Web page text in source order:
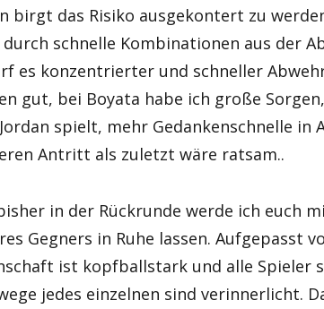
birgt das Risiko ausgekontert zu
durch schnelle Kombinationen aus der
es konzentrierter und schneller
gut, bei Boyata habe ich große
spielt, mehr Gedankenschnelle in
Antritt als zuletzt wäre ratsam..
in der Rückrunde werde ich euch
Gegners in Ruhe lassen. Aufgepasst
ist kopfballstark und alle Spieler
jedes einzelnen sind verinnerlicht.